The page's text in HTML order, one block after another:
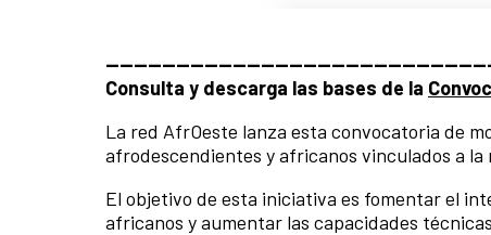
Consulta y descarga las bases de la
La red AfrOeste lanza esta convocatoria de
afrodescendientes y africanos vinculados a la
El objetivo de esta iniciativa es fomentar el
africanos y aumentar las capacidades